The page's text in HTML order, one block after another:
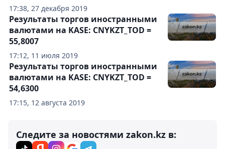
17:38, 27 декабря 2019
17:12, 11 июля 2019
Результаты торгов иностранными
валютами на KASE: CNYKZT_TOD =
55,8007
17:15, 12 августа 2019
Результаты торгов иностранными
валютами на KASE: CNYKZT_TOD =
54,6300
Следите за новостями zakon.kz в: